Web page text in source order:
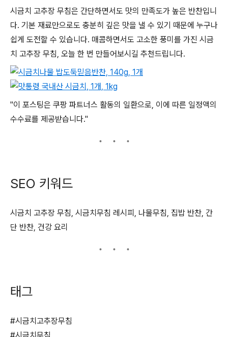
시금치 고추장 무침은 간단하면서도 맛의 만족도가 높은 반찬입니
다. 기본 재료만으로도 충분히 깊은 맛을 낼 수 있기 때문에 누구나
쉽게 도전할 수 있습니다. 매콤하면서도 고소한 풍미를 가진 시금
치 고추장 무침, 오늘 한 번 만들어보시길 추천드립니다.
"이 포스팅은 쿠팡 파트너스 활동의 일환으로, 이에 따른 일정액의
수수료를 제공받습니다."
SEO 키워드
시금치 고추장 무침, 시금치무침 레시피, 나물무침, 집밥 반찬, 간
단 반찬, 건강 요리
태그
#시금치고추장무침